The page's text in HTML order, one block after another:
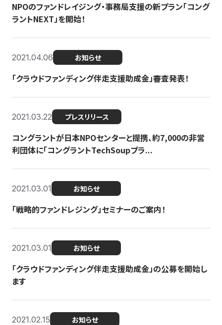
NPOのファンドレイジング・事務局支援の新プラン「コング
ラントNEXT」を開始！
2021.04.06 お知らせ
「クラウドファンディング伴走支援助成金」審査発表！
2021.03.22 プレスリリース
コングラントが日本NPOセンターと提携、約7,000の非営
利団体に「コングラントTechSoupプラ...
2021.03.01 お知らせ
「戦略的ファンドレジング」セミナーのご案内！
2021.03.01 お知らせ
「クラウドファンディング伴走支援助成金」の公募を開始し
ます
2021.02.15 お知らせ